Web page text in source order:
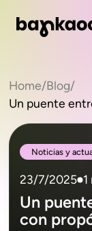
Home/Blog/
Un puente
Noticias y
23/7/2025
Un
con